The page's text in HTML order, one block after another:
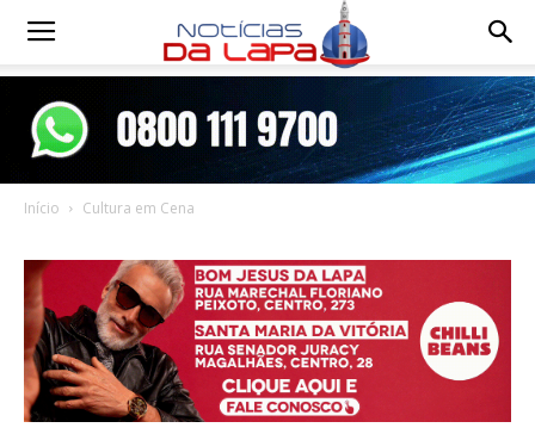
Notícias
Início Cultura em Cena